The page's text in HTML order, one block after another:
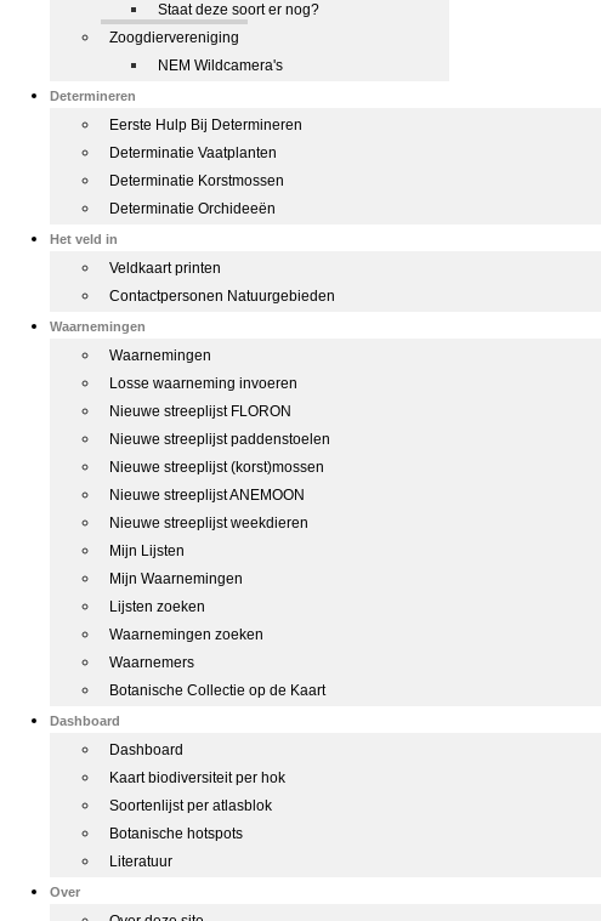
Staat deze soort er nog?
Zoogdiervereniging
NEM Wildcamera's
Determineren
Eerste Hulp Bij Determineren
Determinatie Vaatplanten
Determinatie Korstmossen
Determinatie Orchideeën
Het veld in
Veldkaart printen
Contactpersonen Natuurgebieden
Waarnemingen
Waarnemingen
Losse waarneming invoeren
Nieuwe streeplijst FLORON
Nieuwe streeplijst paddenstoelen
Nieuwe streeplijst (korst)mossen
Nieuwe streeplijst ANEMOON
Nieuwe streeplijst weekdieren
Mijn Lijsten
Mijn Waarnemingen
Lijsten zoeken
Waarnemingen zoeken
Waarnemers
Botanische Collectie op de Kaart
Dashboard
Dashboard
Kaart biodiversiteit per hok
Soortenlijst per atlasblok
Botanische hotspots
Literatuur
Over